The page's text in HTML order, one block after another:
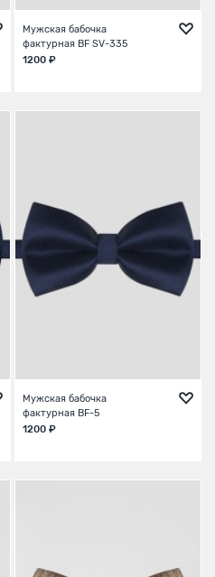
Мужская бабочка
фактурная BF SV-335
1200 ₽
Мужская бабочка
фактурная BF-5
1200 ₽